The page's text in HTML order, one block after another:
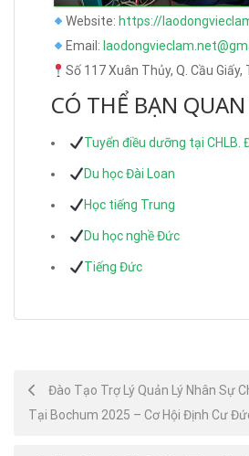
Website: https://
Email:
Số 117 Xuân Thủy, Q. Cầu Giấy,
CÓ THỂ BẠN
Tuyển điều dưỡng tại CHLB.
Du học Đài Loan
Học tiếng Trung
Du học nghề Đức
Tiếng Đức
Post
navigation
Đào Tạo Trợ Lý Quản Lý Nhân Sự
Tại Bochum 2025 – Cơ Hội Định Cư